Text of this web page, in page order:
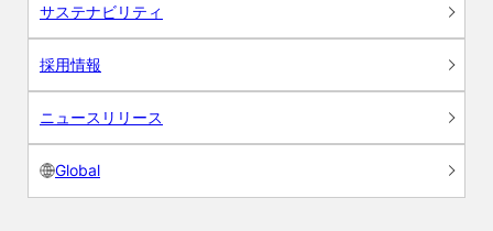
サステナビリティ
採用情報
ニュースリリース
Global